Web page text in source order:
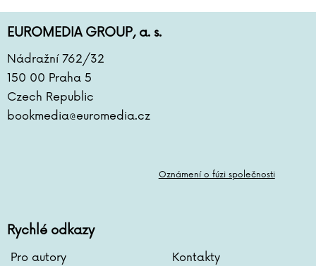
EUROMEDIA GROUP, a. s.
Nádražní 762/32
150 00 Praha 5
Czech Republic
bookmedia@euromedia.cz
Oznámení o fúzi společnosti
Rychlé odkazy
Pro autory
Kontakty